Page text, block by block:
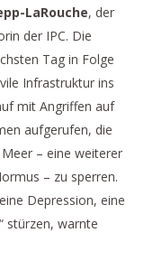
LaRouche, der
der IPC. Die
Tag in Folge
Infrastruktur ins
mit Angriffen auf
aufgerufen, die
– eine weiterer
– zu sperren.
Depression, eine
stürzen, warnte